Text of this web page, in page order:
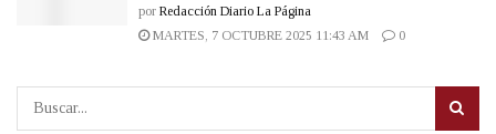
por Redacción Diario La Página
MARTES, 7 OCTUBRE 2025 11:43 AM
0